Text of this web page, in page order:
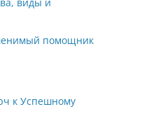
помощник
к Успешному